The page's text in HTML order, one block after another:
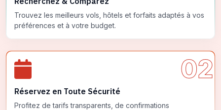
Trouvez les meilleurs vols, hôtels et forfaits adaptés à vos
préférences et à votre budget.
02
Réservez en Toute Sécurité
Profitez de tarifs transparents, de confirmations